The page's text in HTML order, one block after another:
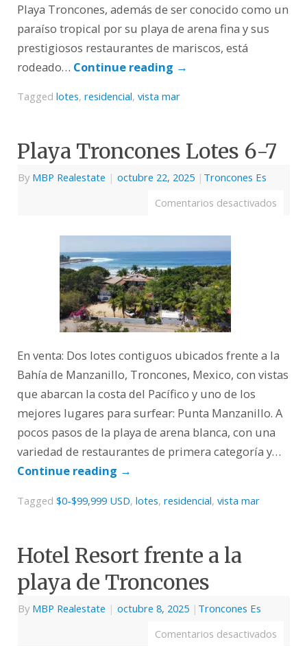
Playa Troncones, además de ser conocido como un
paraíso tropical por su playa de arena fina y sus
prestigiosos restaurantes de mariscos, está
rodeado… Continue reading →
Tagged lotes, residencial, vista mar
Playa Troncones Lotes 6-7
By MBP Realestate | octubre 22, 2025 | Troncones Es
Comentarios desactivados
En venta: Dos lotes contiguos ubicados frente a la
Bahía de Manzanillo, Troncones, Mexico, con vistas
que abarcan la costa del Pacífico y uno de los
mejores lugares para surfear: Punta Manzanillo. A
pocos pasos de la playa de arena blanca, con una
variedad de restaurantes de primera categoría y…
Continue reading →
Tagged $0-$99,999 USD, lotes, residencial, vista mar
Hotel Resort frente a la
playa de Troncones
By MBP Realestate | octubre 8, 2025 | Troncones Es
Comentarios desactivados